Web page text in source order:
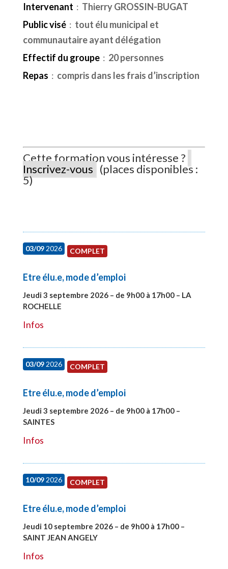
Intervenant : Thierry GROSSIN-BUGAT
Public visé : tout élu municipal et
communautaire ayant délégation
Effectif du groupe: 20 personnes
Repas : compris dans les frais d’inscription
Cette formation vous intéresse ?
Inscrivez-vous (places disponibles :
5)
03/092026 COMPLET
Etre élu.e, mode d’emploi
Jeudi 3 septembre 2026 – de 9h00 à 17h00 – LA
ROCHELLE
Infos
03/092026 COMPLET
Etre élu.e, mode d’emploi
Jeudi 3 septembre 2026 – de 9h00 à 17h00 –
SAINTES
Infos
10/092026 COMPLET
Etre élu.e, mode d’emploi
Jeudi 10 septembre 2026 – de 9h00 à 17h00 –
SAINT JEAN ANGELY
Infos